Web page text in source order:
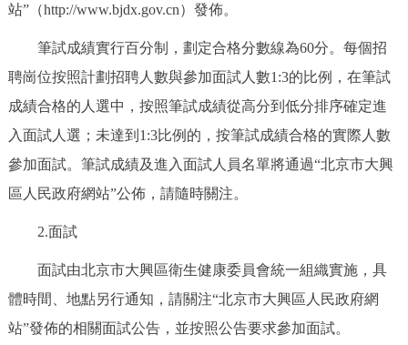
站”（http://www.bjdx.gov.cn）發佈。
筆試成績實行百分制，劃定合格分數線為60分。每個招
聘崗位按照計劃招聘人數與參加面試人數1:3的比例，在筆試
成績合格的人選中，按照筆試成績從高分到低分排序確定進
入面試人選；未達到1:3比例的，按筆試成績合格的實際人數
參加面試。筆試成績及進入面試人員名單將通過“北京市大興
區人民政府網站”公佈，請隨時關注。
2.面試
面試由北京市大興區衛生健康委員會統一組織實施，具
體時間、地點另行通知，請關注“北京市大興區人民政府網
站”發佈的相關面試公告，並按照公告要求參加面試。